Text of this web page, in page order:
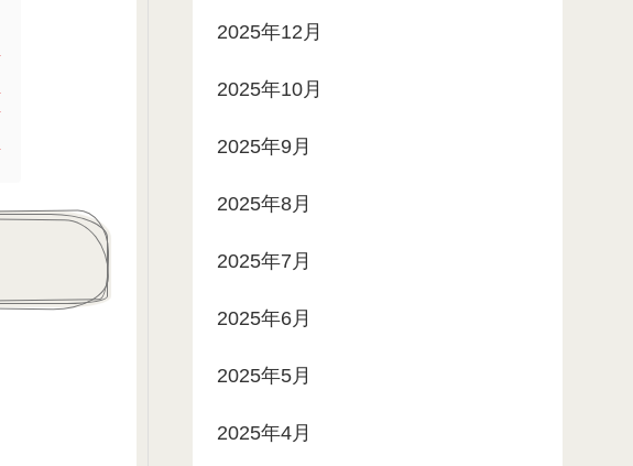
2025年12月
2025年10月
2025年9月
2025年8月
2025年7月
2025年6月
2025年5月
2025年4月